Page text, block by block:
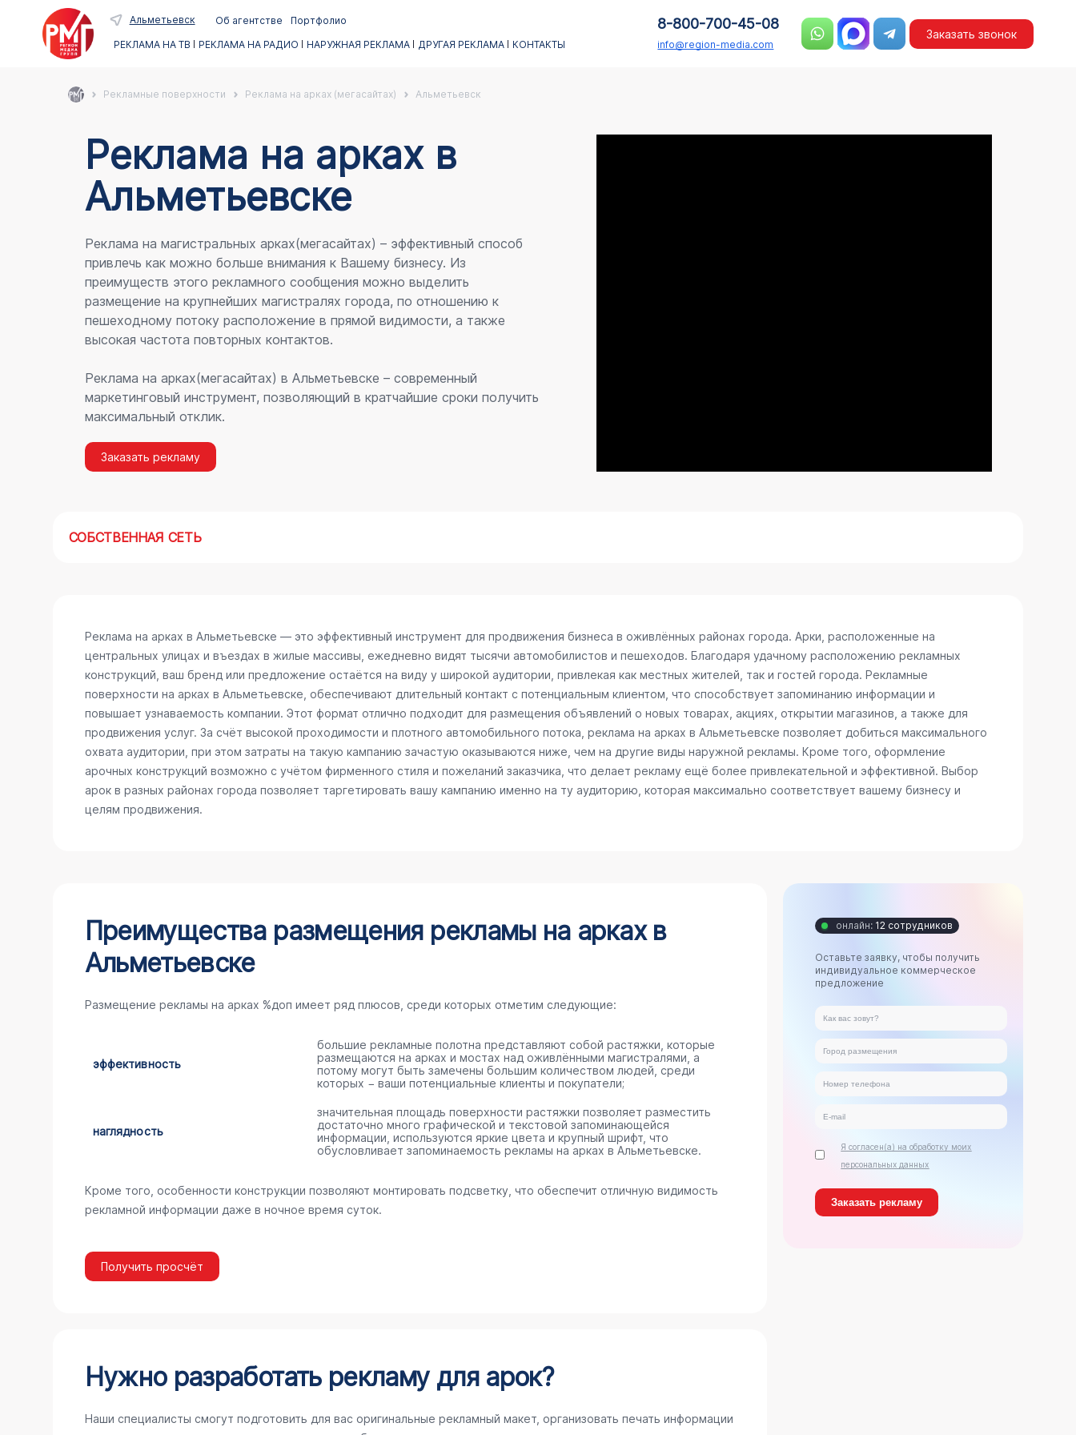
Альметьевск Об агентстве
Портфолио
РЕКЛАМА НА ТВ
РЕКЛАМА НА РАДИО НАРУЖНАЯ РЕКЛАМА ДРУГАЯ РЕКЛАМА КОНТАКТЫ
8-800-700-45-08
info@region-media.com
Заказать звонок
Рекламные поверхности Реклама на арках (мегасайтах) Альметьевск
Реклама на аркаx в
Альметьевске
Реклама на магистральных арках(мегасайтах) – эффективный способ
привлечь как можно больше внимания к Вашему бизнесу. Из
преимуществ этого рекламного сообщения можно выделить
размещение на крупнейших магистралях города, по отношению к
пешеходному потоку расположение в прямой видимости, а также
высокая частота повторных контактов.
Реклама на арках(мегасайтах) в Альметьевске – современный
маркетинговый инструмент, позволяющий в кратчайшие сроки получить
максимальный отклик.
Заказать рекламу
СОБСТВЕННАЯ СЕТЬ
Реклама на арках в Альметьевске — это эффективный инструмент для продвижения бизнеса в оживлённых районах города. Арки, расположенные на
центральных улицах и въездах в жилые массивы, ежедневно видят тысячи автомобилистов и пешеходов. Благодаря удачному расположению рекламных
конструкций, ваш бренд или предложение остаётся на виду у широкой аудитории, привлекая как местных жителей, так и гостей города. Рекламные
поверхности на арках в Альметьевске, обеспечивают длительный контакт с потенциальным клиентом, что способствует запоминанию информации и
повышает узнаваемость компании. Этот формат отлично подходит для размещения объявлений о новых товарах, акциях, открытии магазинов, а также для
продвижения услуг. За счёт высокой проходимости и плотного автомобильного потока, реклама на арках в Альметьевске позволяет добиться максимального
охвата аудитории, при этом затраты на такую кампанию зачастую оказываются ниже, чем на другие виды наружной рекламы. Кроме того, оформление
арочных конструкций возможно с учётом фирменного стиля и пожеланий заказчика, что делает рекламу ещё более привлекательной и эффективной. Выбор
арок в разных районах города позволяет таргетировать вашу кампанию именно на ту аудиторию, которая максимально соответствует вашему бизнесу и
целям продвижения.
Преимущества размещения рекламы на арках в
Альметьевске
Размещение рекламы на арках %доп имеет ряд плюсов, среди которых отметим следующие:
эффективность
большие рекламные полотна представляют собой растяжки, которые
размещаются на арках и мостах над оживлёнными магистралями, а
потому могут быть замечены большим количеством людей, среди
которых − ваши потенциальные клиенты и покупатели;
наглядность
значительная площадь поверхности растяжки позволяет разместить
достаточно много графической и текстовой запоминающейся
информации, используются яркие цвета и крупный шрифт, что
обусловливает запоминаемость рекламы на арках в Альметьевске.
Кроме того, особенности конструкции позволяют монтировать подсветку, что обеспечит отличную видимость
рекламной информации даже в ночное время суток.
Получить просчёт
Нужно разработать рекламу для арок?
Наши специалисты смогут подготовить для вас оригинальные рекламный макет, организовать печать информации
онлайн: 12 сотрудников
Оставьте заявку, чтобы получить
индивидуальное коммерческое
предложение
Я согласен(а) на обработку моих
персональных данных